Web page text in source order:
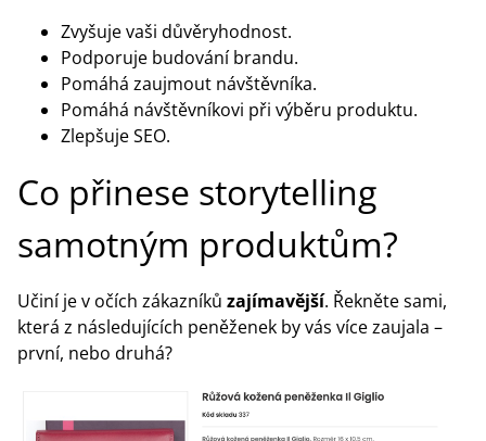
Zvyšuje vaši důvěryhodnost.
Podporuje budování brandu.
Pomáhá zaujmout návštěvníka.
Pomáhá návštěvníkovi při výběru produktu.
Zlepšuje SEO.
Co přinese storytelling
samotným produktům?
Učiní je v očích zákazníků zajímavější. Řekněte sami,
která z následujících peněženek by vás více zaujala –
první, nebo druhá?